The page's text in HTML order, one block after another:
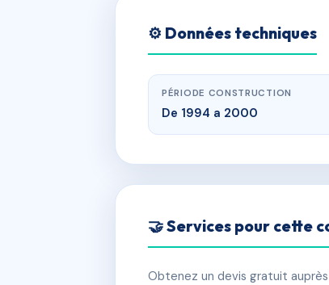
⚙️ Données techniques
PÉRIODE CONSTRUCTION
De 1994 a 2000
🤝 Services pour cette
Obtenez un devis gratuit